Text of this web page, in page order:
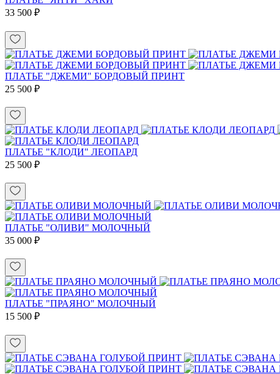
33 500 ₽
ПЛАТЬЕ "ДЖЕМИ" БОРДОВЫЙ ПРИНТ
25 500 ₽
ПЛАТЬЕ "КЛОДИ" ЛЕОПАРД
25 500 ₽
ПЛАТЬЕ "ОЛИВИ" МОЛОЧНЫЙ
35 000 ₽
ПЛАТЬЕ "ПРАЯНО" МОЛОЧНЫЙ
15 500 ₽